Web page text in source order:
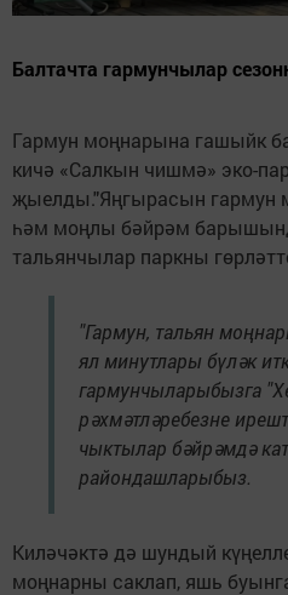
Балтачта гармунчылар
Гармун моңнарына гашыйк
кичә «Салкын чишмә» эко-
җыелды."Яңгырасын гармун
һәм моңлы бәйрәм
тальянчылар паркны
"Гармун, тальян
ял минутлары бүләк
гармунчыларыбызга
рәхмәтләребезне
чыктылар бәйрәмдә
райондашларыбыз.
Киләчәктә дә шундый
моңнарны саклап, яшь